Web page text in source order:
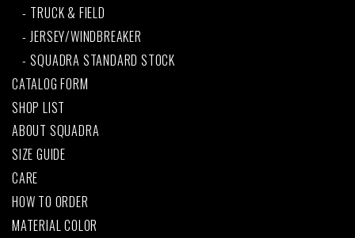
TRUCK & FIELD
JERSEY/WINDBREAKER
SQUADRA STANDARD STOCK
CATALOG FORM
SHOP LIST
ABOUT SQUADRA
SIZE GUIDE
CARE
HOW TO ORDER
MATERIAL COLOR